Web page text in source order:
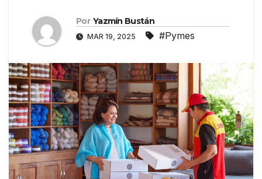
Por Yazmín Bustán
MAR 19, 2025 #Pymes